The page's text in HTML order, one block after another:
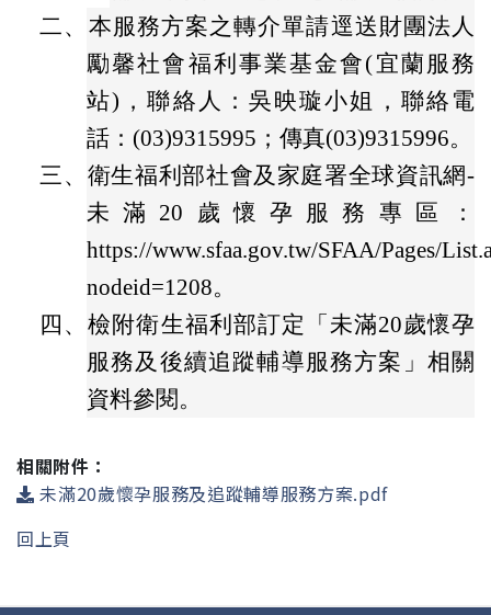
二、 本服務方案之轉介單請逕送財團法人
勵馨社會福利事業基金會(宜蘭服務
站)，聯絡人：吳映璇小姐，聯絡電
話：(03)9315995；傳真(03)9315996。
三、 衛生福利部社會及家庭署全球資訊網-
未滿20歲懷孕服務專區：
https://www.sfaa.gov.tw/SFAA/Pages/
nodeid=1208。
四、檢附衛生福利部訂定「未滿20歲懷孕
服務及後續追蹤輔導服務方案」相關
資料參閱。
相關附件：
未滿20歲懷孕服務及追蹤輔導服務方案.pdf
回上頁